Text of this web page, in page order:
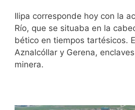
Ilipa corresponde hoy con la
Río, que se situaba en la
bético en tiempos tartésicos.
Aznalcóllar y Gerena,
minera.